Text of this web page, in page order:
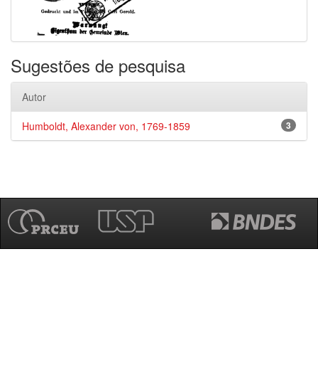
Sugestões de pesquisa
Autor
3
Humboldt, Alexander von, 1769-1859